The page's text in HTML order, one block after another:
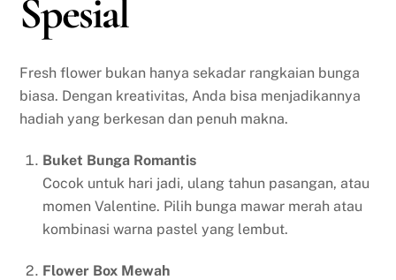
Spesial
Fresh flower bukan hanya sekadar rangkaian bunga
biasa. Dengan kreativitas, Anda bisa menjadikannya
hadiah yang berkesan dan penuh makna.
Buket Bunga Romantis
Cocok untuk hari jadi, ulang tahun pasangan, atau
momen Valentine. Pilih bunga mawar merah atau
kombinasi warna pastel yang lembut.
Flower Box Mewah